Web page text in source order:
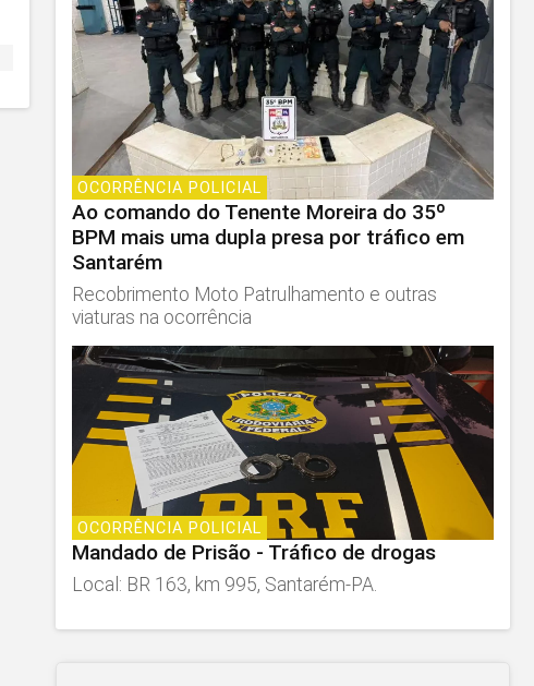
OCORRÊNCIA POLICIAL
Ao comando do Tenente Moreira do 35º
BPM mais uma dupla presa por tráfico em
Santarém
Recobrimento Moto Patrulhamento e outras
viaturas na ocorrência
OCORRÊNCIA POLICIAL
Mandado de Prisão - Tráfico de drogas
Local: BR 163, km 995, Santarém-PA.